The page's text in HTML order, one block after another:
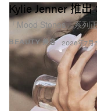
BEAUTY 美容
Kylie Jenner 推
「Mood Stones」系列
2026年7月